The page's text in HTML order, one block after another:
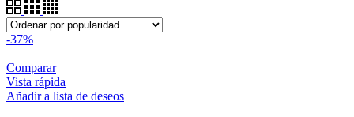
-37%
Comparar
Vista rápida
Añadir a lista de deseos